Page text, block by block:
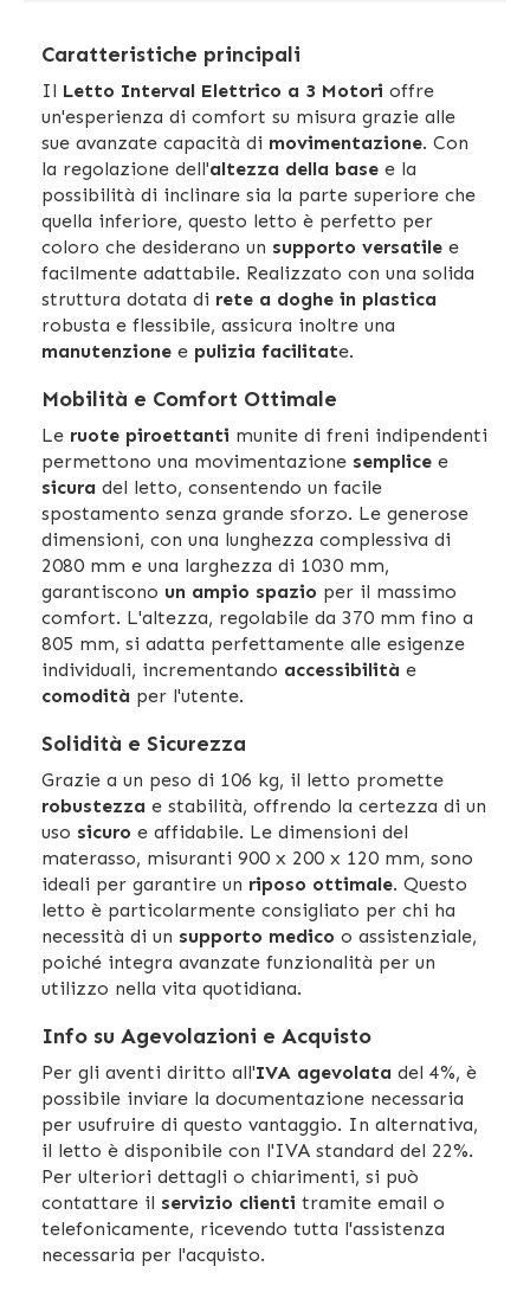
Caratteristiche principali
Il Letto Interval Elettrico a 3 Motori offre
un'esperienza di comfort su misura grazie alle
sue avanzate capacità di movimentazione. Con
la regolazione dell'altezza della base e la
possibilità di inclinare sia la parte superiore che
quella inferiore, questo letto è perfetto per
coloro che desiderano un supporto versatile e
facilmente adattabile. Realizzato con una solida
struttura dotata di rete a doghe in plastica
robusta e flessibile, assicura inoltre una
manutenzione e pulizia facilitate.
Mobilità e Comfort Ottimale
Le ruote piroettanti munite di freni indipendenti
permettono una movimentazione semplice e
sicura del letto, consentendo un facile
spostamento senza grande sforzo. Le generose
dimensioni, con una lunghezza complessiva di
2080 mm e una larghezza di 1030 mm,
garantiscono un ampio spazio per il massimo
comfort. L'altezza, regolabile da 370 mm fino a
805 mm, si adatta perfettamente alle esigenze
individuali, incrementando accessibilità e
comodità per l'utente.
Solidità e Sicurezza
Grazie a un peso di 106 kg, il letto promette
robustezza e stabilità, offrendo la certezza di un
uso sicuro e affidabile. Le dimensioni del
materasso, misuranti 900 x 200 x 120 mm, sono
ideali per garantire un riposo ottimale. Questo
letto è particolarmente consigliato per chi ha
necessità di un supporto medico o assistenziale,
poiché integra avanzate funzionalità per un
utilizzo nella vita quotidiana.
Info su Agevolazioni e Acquisto
Per gli aventi diritto all'IVA agevolata del 4%, è
possibile inviare la documentazione necessaria
per usufruire di questo vantaggio. In alternativa,
il letto è disponibile con l'IVA standard del 22%.
Per ulteriori dettagli o chiarimenti, si può
contattare il servizio clienti tramite email o
telefonicamente, ricevendo tutta l'assistenza
necessaria per l'acquisto.